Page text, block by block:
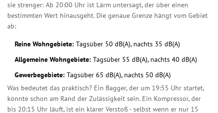
sie strenger: Ab 20:00 Uhr ist Lärm untersagt, der über einen
bestimmten Wert hinausgeht. Die genaue Grenze hängt vom Gebiet
ab:
Reine Wohngebiete: Tagsüber 50 dB(A), nachts 35 dB(A)
Allgemeine Wohngebiete: Tagsüber 55 dB(A), nachts 40 dB(A)
Gewerbegebiete: Tagsüber 65 dB(A), nachts 50 dB(A)
Was bedeutet das praktisch? Ein Bagger, der um 19:55 Uhr startet,
könnte schon am Rand der Zulässigkeit sein. Ein Kompressor, der
bis 20:15 Uhr läuft, ist ein klarer Verstoß - selbst wenn er nur 15